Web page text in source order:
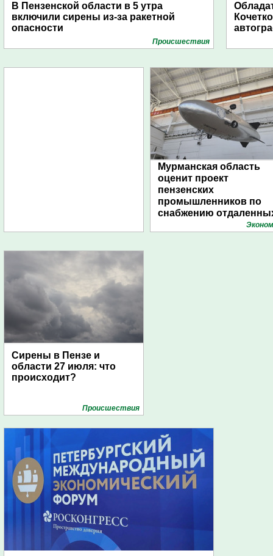
В Пензенской области в 5 утра
включили сирены из-за ракетной
опасности
Проиcшествия
Мурманская область
оценит проект
пензенских
промышленников по
снабжению
поселений с помощью
Сирены в Пензе и
области 27 июля: что
происходит?
Проиcшествия